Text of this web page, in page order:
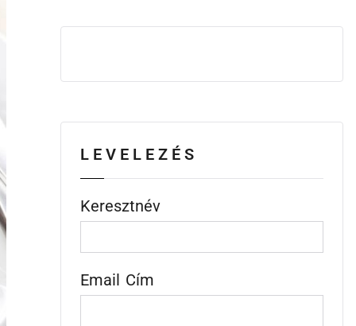
LEVELEZÉS
Keresztnév
Email Cím